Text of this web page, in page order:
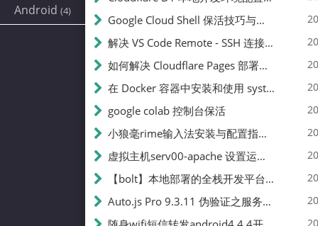
建站(5)
python(2)
公关(1)
SEO(1)
Android (4)
Google Cloud Shell 保活技巧与配额时间查看方法
解决 VS Code Remote - SSH 连接失败问题：从权限问题到成功启动
如何解决 Cloudflare Pages 部署中的 API Token 权限问题
在 Docker 容器中安装和使用 systemctl 的完整指南
google colab 控制台保活
小狼毫rime输入法安装与配置指南：从基础到高级自定义
虚拟主机serv00-apache 设置运行目录
【bolt】本地部署的全栈开发平台，支持本地及众多API，本地一键生成应用，部署教程
Auto.js Pro 9.3.11 伪验证之服务器接口 Nginx 版
篇文章
✍️
231k
总字数
👥